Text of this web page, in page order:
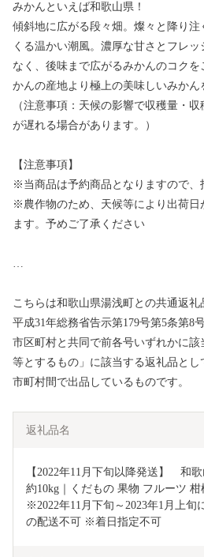
みかんといえば和歌山県！
傾斜地に広がる段々畑。燦々と降り
くる温かい潮風。濃厚な甘さとフレ
なく、後味まで広がるみかんのコク
かんの産地より極上の美味しいみかん
（注意事項：天候の影響で収穫量・
が遅れる場合があります。）
【注意事項】
※当商品は予約商品となりますので、
※農作物のため、天候等により出荷日
ます。予めご了承ください
…
こちらは和歌山県湯浅町との共通返礼
平成31年総務省告示第179号第5条第8
市区町村と共同で前各号いずれかに
等とするもの」に該当する返礼品と
市町村間で出品しているものです。
返礼品名
【2022年11月下旬以降発送】　和
約10kg｜くだもの 果物 フルーツ
※2022年11月下旬～2023年1月上
の配送不可 ※着日指定不可